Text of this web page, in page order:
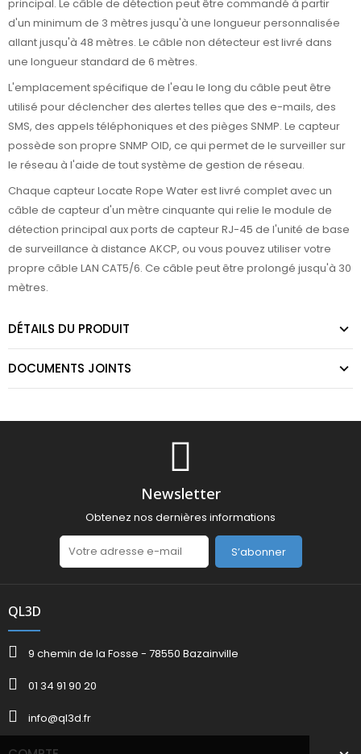
principal. Le câble de détection peut être commandé à partir
d'un minimum de 3 mètres jusqu'à une longueur personnalisée
allant jusqu'à 48 mètres. Le câble non détecteur est livré dans
une longueur standard de 6 mètres.
L'emplacement spécifique de l'eau le long du câble peut être
utilisé pour déclencher des alertes telles que des e-mails, des
SMS, des appels téléphoniques et des pièges SNMP. Le capteur
possède son propre SNMP OID, ce qui permet de le surveiller sur
le réseau à l'aide de tout système de gestion de réseau.
Chaque capteur Locate Rope Water est livré complet avec un
câble de capteur d'un mètre cinquante qui relie le module de
détection principal aux ports de capteur RJ-45 de l'unité de base
de surveillance à distance AKCP, ou vous pouvez utiliser votre
propre câble LAN CAT5/6. Ce câble peut être prolongé jusqu'à 30
mètres.
DÉTAILS DU PRODUIT
DOCUMENTS JOINTS
Newsletter
Obtenez nos dernières informations
S’abonner
QL3D
9 chemin de la Fosse - 78550 Bazainville
01 34 91 90 20
info@ql3d.fr